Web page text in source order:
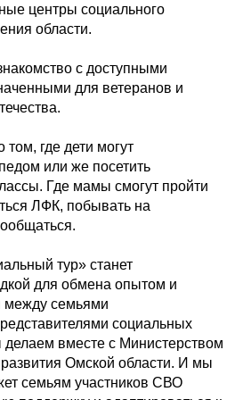
центры социального
области.
с доступными
для ветеранов и
где дети могут
или же посетить
Где мамы смогут пройти
ЛФК, побывать на
тур» станет
для обмена опытом и
между семьями
социальных
вместе с Министерством
развития Омской области. И мы
семьям участников СВО